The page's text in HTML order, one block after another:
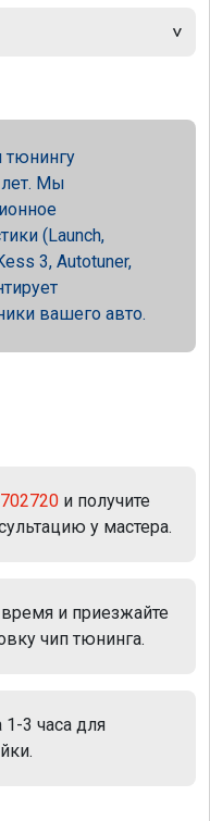
тюнингу
Мы
(Launch,
3, Autotuner,
вашего авто.
и получите
у мастера.
и приезжайте
чип тюнинга.
1-3 часа для